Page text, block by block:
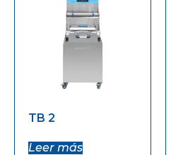
TB 2
Leer más